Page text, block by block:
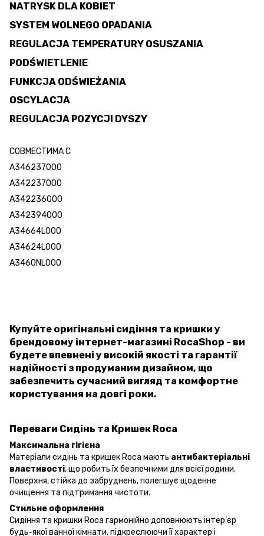
NATRYSK DLA KOBIET
SYSTEM WOLNEGO OPADANIA
REGULACJA TEMPERATURY OSUSZANIA
PODŚWIETLENIE
FUNKCJA ODŚWIEŻANIA
OSCYLACJA
REGULACJA POZYCJI DYSZY
СОВМЕСТИМА С
A346237000
A342237000
A342236000
A342394000
A34664L000
A34624L000
A3460NL000
Купуйте оригінальні сидіння та кришки у
брендовому інтернет-магазині RocaShop - ви
будете впевнені у високій якості та гарантії
надійності з продуманим дизайном, що
забезпечить сучасний вигляд та комфортне
користування на довгі роки.
Переваги Сидінь та Кришек Roca
Максимальна гігієна
Матеріали сидінь та кришек Roca мають антибактеріальні
властивості, що робить їх безпечними для всієї родини.
Поверхня, стійка до забруднень, полегшує щоденне
очищення та підтримання чистоти.
Стильне оформлення
Cидіння та кришки Roca гармонійно доповнюють інтер’єр
будь-якої ванної кімнати, підкреслюючи її характер і